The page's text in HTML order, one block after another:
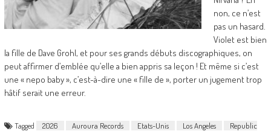
non, ce n’est
pas un hasard.
Violet est bien
la fille de Dave Grohl, et pour ses grands débuts discographiques, on
peut affirmer d’emblée qu’elle a bien appris sa leçon ! Et même si c’est
une « nepo baby », c’est-à-dire une « fille de », porter un jugement trop
hâtif serait une erreur.
Tagged 2026 Auroura Records Etats-Unis Los Angeles
Republic